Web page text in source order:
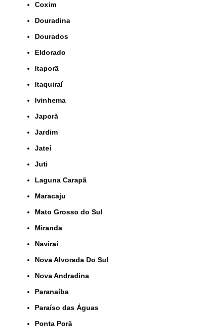
Coxim
Douradina
Dourados
Eldorado
Itaporã
Itaquiraí
Ivinhema
Japorã
Jardim
Jateí
Juti
Laguna Carapã
Maracaju
Mato Grosso do Sul
Miranda
Naviraí
Nova Alvorada Do Sul
Nova Andradina
Paranaíba
Paraíso das Águas
Ponta Porã